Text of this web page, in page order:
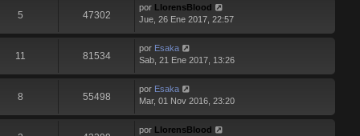
5 47302
por LlorensBlood
Jue, 26 Ene 2017, 22:57
11 81534
por Esaka
Sab, 21 Ene 2017, 13:26
8 55498
por Esaka
Mar, 01 Nov 2016, 23:20
por LlorensBlood